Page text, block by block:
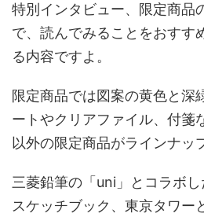
特別インタビュー、限定商品
で、読んでみることをおすす
る内容ですよ。
限定商品では図案の黄色と深
ートやクリアファイル、付箋
以外の限定商品がラインナッ
三菱鉛筆の「uni」とコラボ
スケッチブック、東京タワー